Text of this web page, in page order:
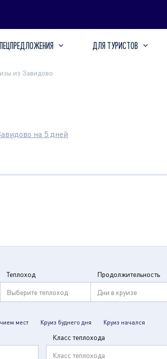
ДЛЯ ТУРИСТОВ
из Завидово
на 5 дней
Теплоход
Выберите теплоход
Продолжительность
Дни в круизе
мест Круиз буднего дня Круиз начался
Класс теплохода
Класс теплохода